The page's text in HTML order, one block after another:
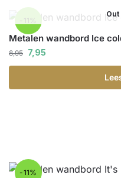
-11%
Metalen wandbord Ice
8,95 7,95
-11%